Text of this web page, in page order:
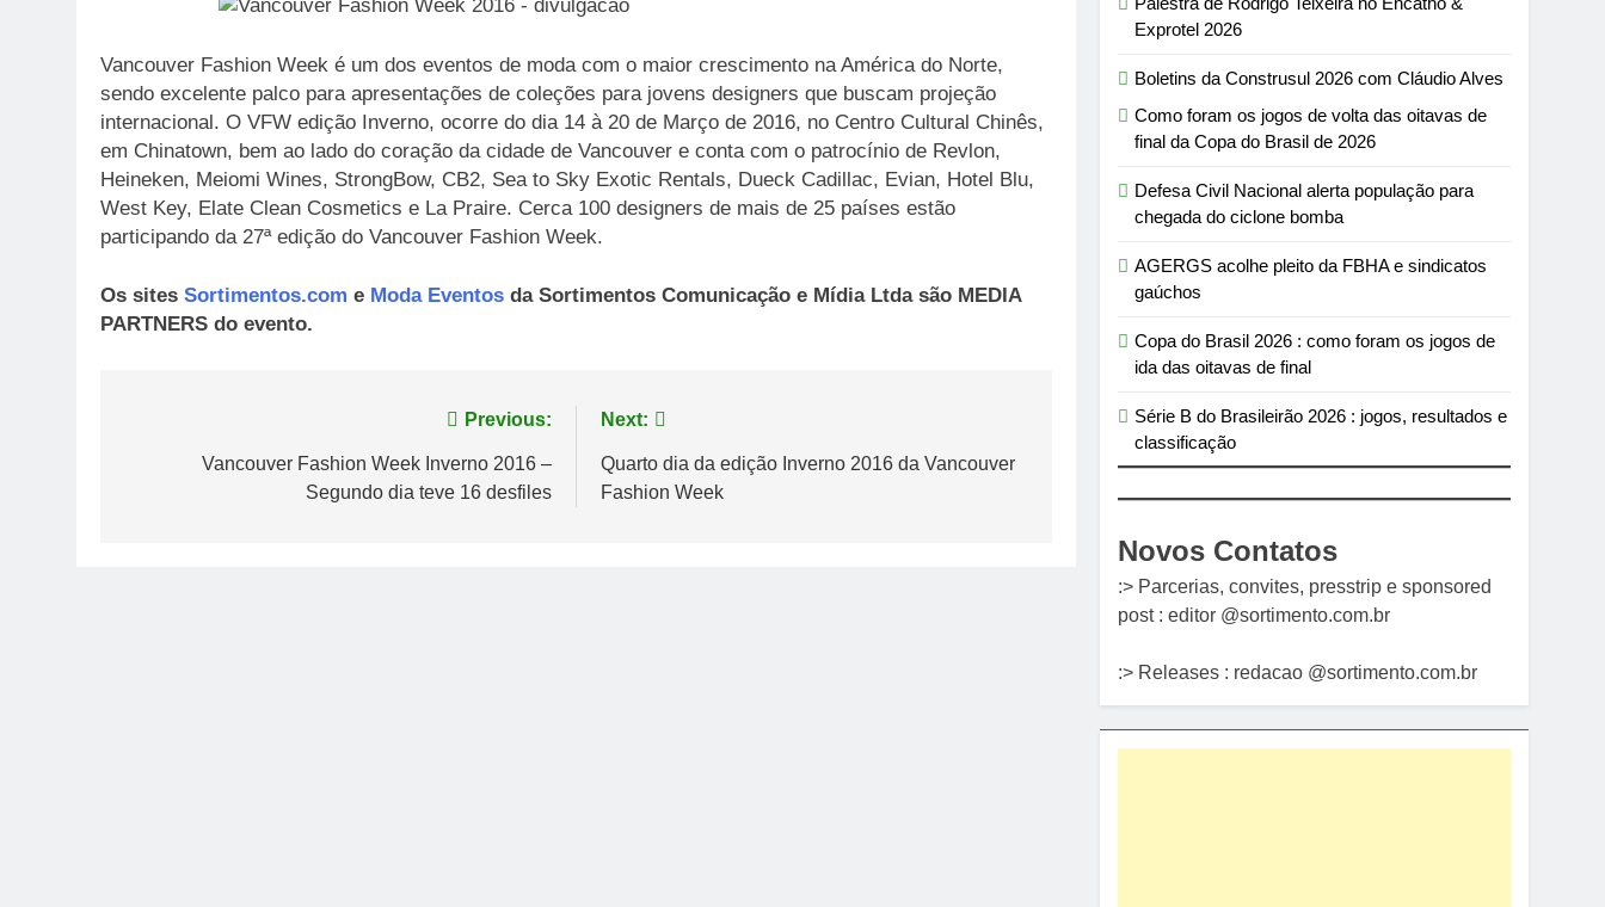
Vancouver Fashion Week é um dos eventos de moda com o maior crescimento na América do Norte,
sendo excelente palco para apresentações de coleções para jovens designers que buscam projeção
internacional. O VFW edição Inverno, ocorre do dia 14 à 20 de Março de 2016, no Centro Cultural Chinês,
em Chinatown, bem ao lado do coração da cidade de Vancouver e conta com o patrocínio de Revlon,
Heineken, Meiomi Wines, StrongBow, CB2, Sea to Sky Exotic Rentals, Dueck Cadillac, Evian, Hotel Blu,
West Key, Elate Clean Cosmetics e La Praire. Cerca 100 designers de mais de 25 países estão
participando da 27ª edição do Vancouver Fashion Week.
Os sites Sortimentos.com e Moda Eventos da Sortimentos Comunicação e Mídia Ltda são MEDIA
PARTNERS do evento.
Previous:
Vancouver Fashion Week Inverno 2016 –
Segundo dia teve 16 desfiles
Next:
Quarto dia da edição Inverno 2016 da Vancouver
Fashion Week
Exprotel 2026
Boletins da Construsul 2026 com Cláudio Alves
Como foram os jogos de volta das oitavas de
final da Copa do Brasil de 2026
Defesa Civil Nacional alerta população para
chegada do ciclone bomba
AGERGS acolhe pleito da FBHA e sindicatos
gaúchos
Copa do Brasil 2026 : como foram os jogos de
ida das oitavas de final
Série B do Brasileirão 2026 : jogos, resultados e
classificação
Novos Contatos
:> Parcerias, convites, presstrip e sponsored
post : editor @sortimento.com.br
:> Releases : redacao @sortimento.com.br